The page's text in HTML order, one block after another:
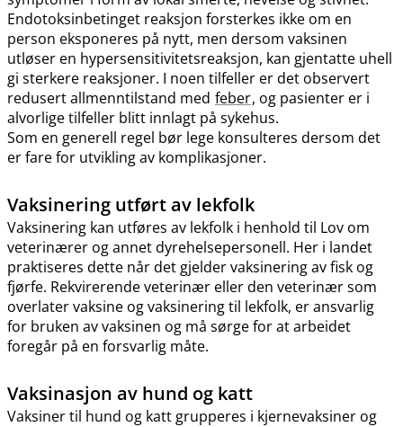
Endotoksinbetinget reaksjon forsterkes ikke om en
person eksponeres på nytt, men dersom vaksinen
utløser en hypersensitivitetsreaksjon, kan gjentatte uhell
gi sterkere reaksjoner. I noen tilfeller er det observert
redusert allmenntilstand med feber, og pasienter er i
alvorlige tilfeller blitt innlagt på sykehus.
Som en generell regel bør lege konsulteres dersom det
er fare for utvikling av komplikasjoner.
Vaksinering utført av lekfolk
Vaksinering kan utføres av lekfolk i henhold til Lov om
veterinærer og annet dyrehelsepersonell. Her i landet
praktiseres dette når det gjelder vaksinering av fisk og
fjørfe. Rekvirerende veterinær eller den veterinær som
overlater vaksine og vaksinering til lekfolk, er ansvarlig
for bruken av vaksinen og må sørge for at arbeidet
foregår på en forsvarlig måte.
Vaksinasjon av hund og katt
Vaksiner til hund og katt grupperes i kjernevaksiner og